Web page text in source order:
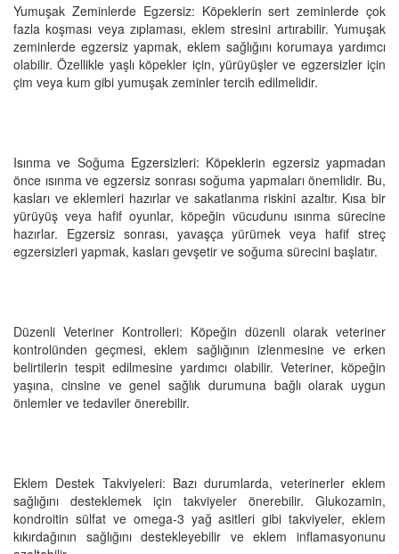
Yumuşak Zeminlerde Egzersiz: Köpeklerin sert zeminlerde çok
fazla koşması veya zıplaması, eklem stresini artırabilir. Yumuşak
zeminlerde egzersiz yapmak, eklem sağlığını korumaya yardımcı
olabilir. Özellikle yaşlı köpekler için, yürüyüşler ve egzersizler için
çim veya kum gibi yumuşak zeminler tercih edilmelidir.
Isınma ve Soğuma Egzersizleri: Köpeklerin egzersiz yapmadan
önce ısınma ve egzersiz sonrası soğuma yapmaları önemlidir. Bu,
kasları ve eklemleri hazırlar ve sakatlanma riskini azaltır. Kısa bir
yürüyüş veya hafif oyunlar, köpeğin vücudunu ısınma sürecine
hazırlar. Egzersiz sonrası, yavaşça yürümek veya hafif streç
egzersizleri yapmak, kasları gevşetir ve soğuma sürecini başlatır.
Düzenli Veteriner Kontrolleri: Köpeğin düzenli olarak veteriner
kontrolünden geçmesi, eklem sağlığının izlenmesine ve erken
belirtilerin tespit edilmesine yardımcı olabilir. Veteriner, köpeğin
yaşına, cinsine ve genel sağlık durumuna bağlı olarak uygun
önlemler ve tedaviler önerebilir.
Eklem Destek Takviyeleri: Bazı durumlarda, veterinerler eklem
sağlığını desteklemek için takviyeler önerebilir. Glukozamin,
kondroitin sülfat ve omega-3 yağ asitleri gibi takviyeler, eklem
kıkırdağının sağlığını destekleyebilir ve eklem inflamasyonunu